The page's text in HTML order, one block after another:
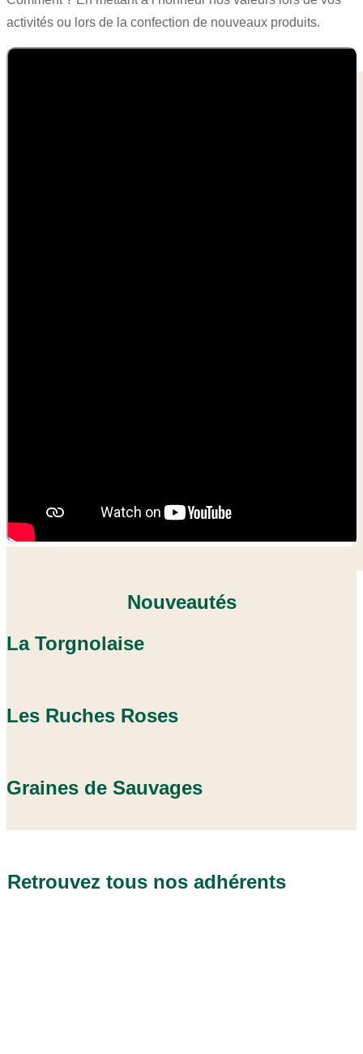
activités ou lors de la confection de nouveaux produits.
Nouveautés
La Torgnolaise
Les Ruches Roses
Graines de Sauvages
Retrouvez tous nos adhérents